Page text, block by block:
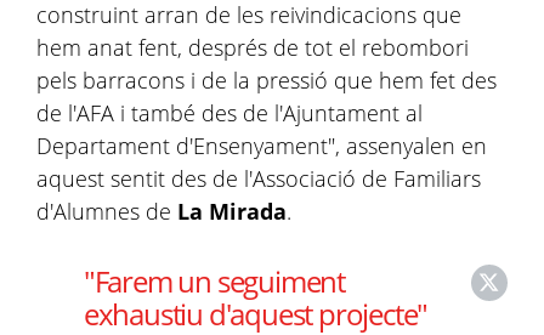
construint arran de les reivindicacions que
hem anat fent, després de tot el rebombori
pels barracons i de la pressió que hem fet des
de l'AFA i també des de l'Ajuntament al
Departament d'Ensenyament", assenyalen en
aquest sentit des de l'Associació de Familiars
d'Alumnes de La Mirada.
"Farem un seguiment
exhaustiu d'aquest projecte"